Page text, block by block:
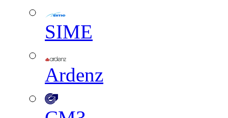
SIME
Ardenz